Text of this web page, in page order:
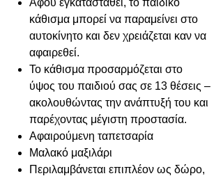
κάθισμα μπορεί να παραμείνει στο
αυτοκίνητο και δεν χρειάζεται καν να
αφαιρεθεί.
Το κάθισμα προσαρμόζεται στο
ύψος του παιδιού σας σε 13 θέσεις –
ακολουθώντας την ανάπτυξή του και
παρέχοντας μέγιστη προστασία.
Αφαιρούμενη ταπετσαρία
Μαλακό μαξιλάρι
Περιλαμβάνεται επιπλέον ως δώρο,